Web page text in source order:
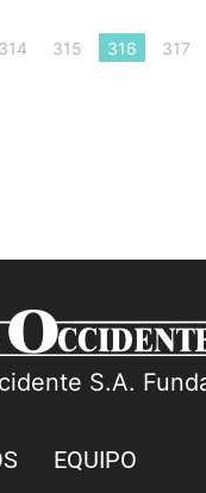
314 315 316 317
S.A.
EQUIPO